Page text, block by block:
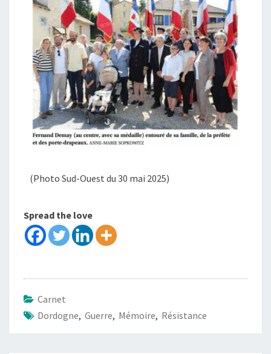
(Photo Sud-Ouest du 30 mai 2025)
Spread the love
Carnet
Dordogne, Guerre, Mémoire, Résistance